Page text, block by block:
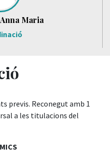
Maria
previs. Reconegut amb 1
a les titulacions del